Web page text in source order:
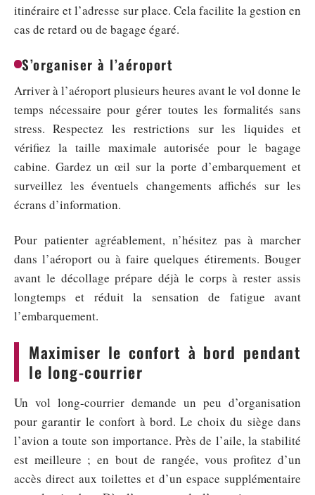
itinéraire et l’adresse sur place. Cela facilite la gestion en
cas de retard ou de bagage égaré.
S’organiser à l’aéroport
Arriver à l’aéroport plusieurs heures avant le vol donne le
temps nécessaire pour gérer toutes les formalités sans
stress. Respectez les restrictions sur les liquides et
vérifiez la taille maximale autorisée pour le bagage
cabine. Gardez un œil sur la porte d’embarquement et
surveillez les éventuels changements affichés sur les
écrans d’information.
Pour patienter agréablement, n’hésitez pas à marcher
dans l’aéroport ou à faire quelques étirements. Bouger
avant le décollage prépare déjà le corps à rester assis
longtemps et réduit la sensation de fatigue avant
l’embarquement.
Maximiser le confort à bord pendant
le long-courrier
Un vol long-courrier demande un peu d’organisation
pour garantir le confort à bord. Le choix du siège dans
l’avion a toute son importance. Près de l’aile, la stabilité
est meilleure ; en bout de rangée, vous profitez d’un
accès direct aux toilettes et d’un espace supplémentaire